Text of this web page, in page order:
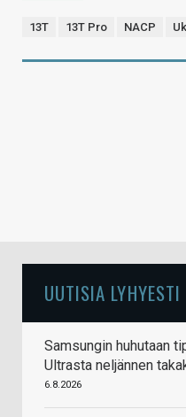
13T 13T Pro NACP
UUTISIA LYHYESTI
Samsungin huhutaan
Ultrasta neljännen
6.8.2026